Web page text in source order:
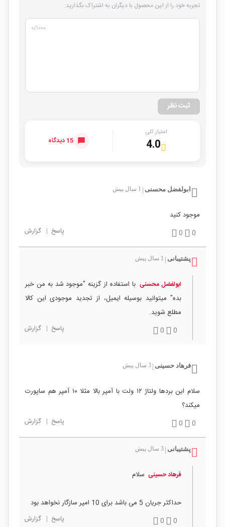
تجربه خود را از این محصول با دیگران به اشتراک بگذارید.
۰/۱۰۰۰
ثبت نظر
امتیاز کلی
4.0 15 دیدگاه
ابولفضل محسنی | 1 سال پیش
موجود کنید
0
0 پاسخ | گزارش
پشتیبانی | 1 سال پیش
ابولفضل محسنی با استفاده از گزینه "موجود شد به من خبر
بده" میتوانید بوسیله ایمیل، از تجدید موجودی این کالا
مطلع شوید.
0
0 پاسخ | گزارش
فرهاد حسینی | 3 سال پیش
سلام این بردها ولتاژ ۱۲ ولت با آمپر بالا مثلا ۱۰ آمپر هم ساپورت
میکند؟
0
0 پاسخ | گزارش
پشتیبانی | 3 سال پیش
فرهاد حسینی سلام
حداکثر جریان 5 می باشد برای 10 امپر سازگار نخواهد بود
0
0 پاسخ | گزارش